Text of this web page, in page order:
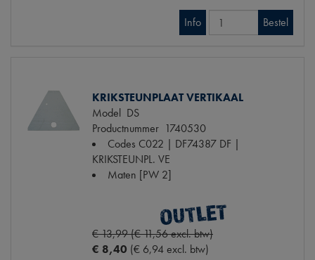
Info Bestel
KRIKSTEUNPLAAT VERTIKAAL
Model DS
Productnummer 1740530
Codes C022 | DF74387 DF |
KRIKSTEUNPL. VE
Maten [PW 2]
€ 13,99 (€ 11,56 excl. btw)
€ 8,40 (€ 6,94 excl. btw)